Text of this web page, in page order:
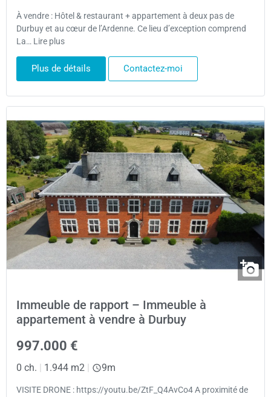
À vendre : Hôtel & restaurant + appartement à deux pas de
Durbuy et au cœur de l’Ardenne. Ce lieu d’exception comprend
La… Lire plus
Plus de détails Contactez-moi
Immeuble de rapport – Immeuble à
appartement à vendre à Durbuy
997.000 €
0 ch. | 1.944 m2 | 9m
VISITE DRONE : https://youtu.be/ZtF_Q4AvCo4 A proximité de